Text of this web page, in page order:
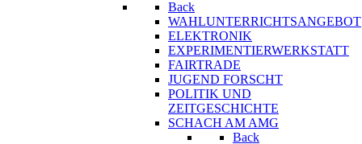
Back
WAHLUNTERRICHTSANGEBOT
ELEKTRONIK
EXPERIMENTIERWERKSTATT
FAIRTRADE
JUGEND FORSCHT
POLITIK UND
ZEITGESCHICHTE
SCHACH AM AMG
Back